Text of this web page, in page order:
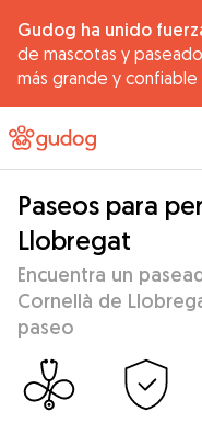
Gudog ha unido
de mascotas y
más grande y
Paseos para
Llobregat
Encuentra un
Cornellà de
paseo